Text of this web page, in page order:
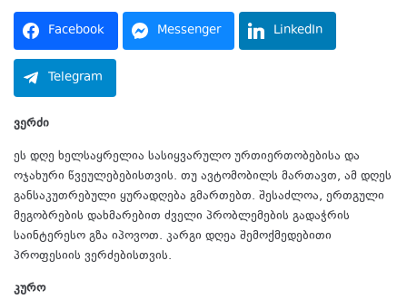
Facebook Messenger LinkedIn
Telegram
ვერძი
ეს დღე ხელსაყრელია სასიყვარულო ურთიერთობებისა და
ოჯახური წვეულებებისთვის. თუ ავტომობილს მართავთ, ამ დღეს
განსაკუთრებული ყურადღება გმართებთ. შესაძლოა, ერთგული
მეგობრების დახმარებით ძველი პრობლემების გადაჭრის
საინტერესო გზა იპოვოთ. კარგი დღეა შემოქმედებითი
პროფესიის ვერძებისთვის.
კურო